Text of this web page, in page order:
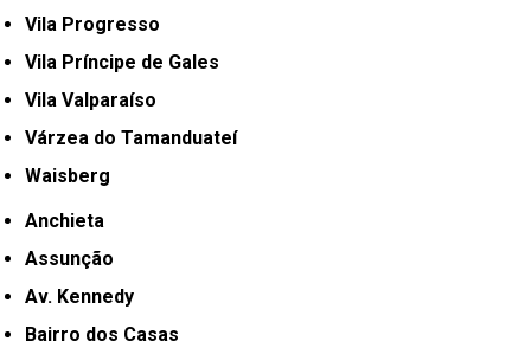
Vila Progresso
Vila Príncipe de Gales
Vila Valparaíso
Várzea do Tamanduateí
Waisberg
Anchieta
Assunção
Av. Kennedy
Bairro dos Casas